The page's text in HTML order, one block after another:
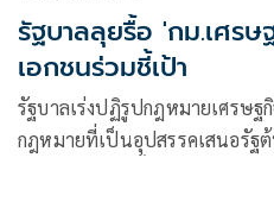
รัฐบาลลุยรื้อ 'กม.เศร
เอกชนร่วมชี้เป้า
รัฐบาลเร่งปฏิรูปกฎหมายเศรษฐ
กฎหมายที่เป็นอุปสรรคเสนอรัฐ